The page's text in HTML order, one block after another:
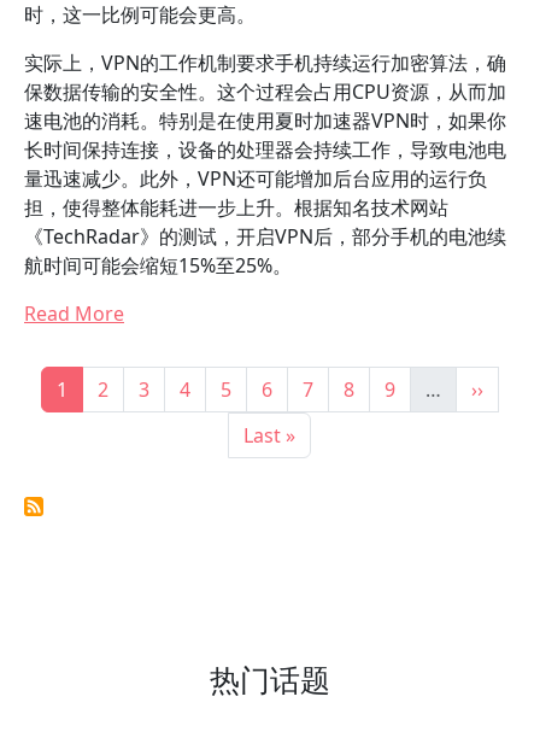
时，这一比例可能会更高。
实际上，VPN的工作机制要求手机持续运行加密算法，确
保数据传输的安全性。这个过程会占用CPU资源，从而加
速电池的消耗。特别是在使用夏时加速器VPN时，如果你
长时间保持连接，设备的处理器会持续工作，导致电池电
量迅速减少。此外，VPN还可能增加后台应用的运行负
担，使得整体能耗进一步上升。根据知名技术网站
《TechRadar》的测试，开启VPN后，部分手机的电池续
航时间可能会缩短15%至25%。
Read More
分页
当前页
1 Page
2 Page
3 Page
4 Page
5 Page
6 Page
7 Page
8 Page
9 … 下一页
››
末页
Last »
热门话题